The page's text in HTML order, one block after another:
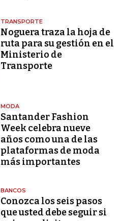
TRANSPORTE
Noguera traza la hoja de
ruta para su gestión en el
Ministerio de
Transporte
MODA
Santander Fashion
Week celebra nueve
años como una de las
plataformas de moda
más importantes
BANCOS
Conozca los seis pasos
que usted debe seguir si